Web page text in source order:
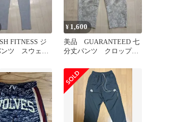
FITNESS ジ
ンツ スウェッ
¥ 1,600
美品 GUARANTEED 七
分丈パンツ クロップド
総柄